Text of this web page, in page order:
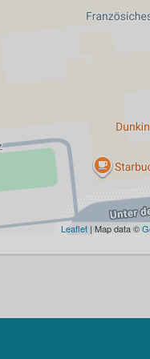
Leaflet | Map data ©